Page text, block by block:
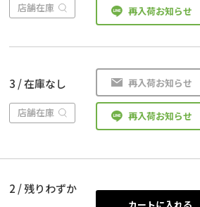
店舗在庫 再入荷お知らせ
3 / 在庫なし
店舗在庫
再入荷お知らせ
再入荷お知らせ
2 / 残りわずか
カートに入れる